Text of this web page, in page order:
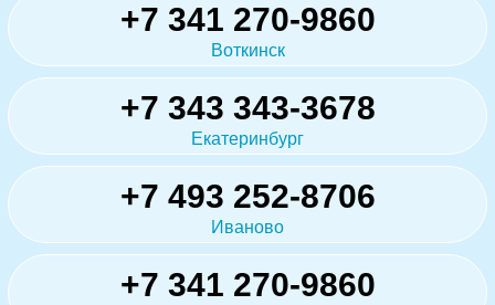
+7 341 270-9860
Воткинск
+7 343 343-3678
Екатеринбург
+7 493 252-8706
Иваново
+7 341 270-9860